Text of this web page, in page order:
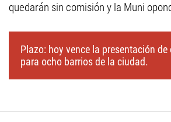
quedarán sin comisión y la Muni
Plazo: hoy vence la presentación
para ocho barrios de la ciudad.